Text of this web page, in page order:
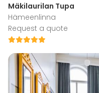
Mäkilaurilan Tupa
Hämeenlinna
Request a quote